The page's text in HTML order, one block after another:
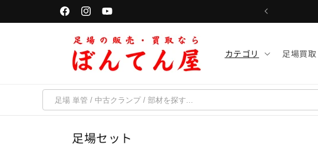
進む
FacebookInstagramYouTube
単管パイプは「千葉・京都・福岡・宮城」で受取可能
カテゴリ 足場買取
コ
足場セット